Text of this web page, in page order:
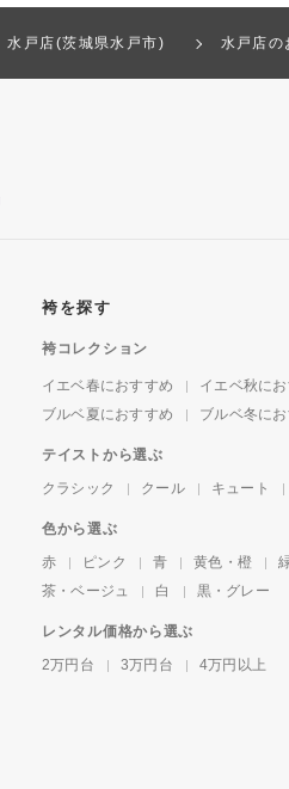
水戸店(茨城県水戸市) 水戸店の
袴を探す
袴コレクション
イエベ春におすすめ
イエベ秋に
ブルベ夏におすすめ
ブルベ冬に
テイストから選ぶ
クラシック
クール キュート
色から選ぶ
赤
ピンク 青 黄色・橙
茶・ベージュ
白 黒・グレー
レンタル価格から選ぶ
2万円台
3万円台 4万円以上